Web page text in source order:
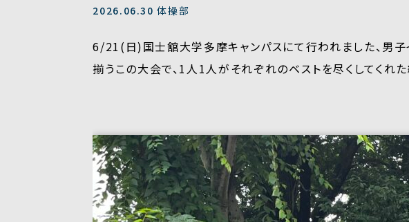
2026.06.30体操部
6/21(日)国士舘大学多摩キャンパスにて行われました、男子
揃うこの大会で、1人1人がそれぞれのベストを尽くしてくれ